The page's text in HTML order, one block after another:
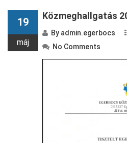
19
máj
Közmeghallgatás
By admin.egerbocs
No Comments